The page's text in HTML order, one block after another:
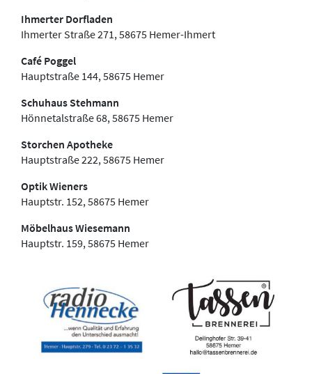
Ihmerter Dorfladen
Ihmerter Straße 271, 58675 Hemer-Ihmert
Café Poggel
Hauptstraße 144, 58675 Hemer
Schuhaus Stehmann
Hönnetalstraße 68, 58675 Hemer
Storchen Apotheke
Hauptstraße 222, 58675 Hemer
Optik Wieners
Hauptstr. 152, 58675 Hemer
Möbelhaus Wiesemann
Hauptstr. 159, 58675 Hemer